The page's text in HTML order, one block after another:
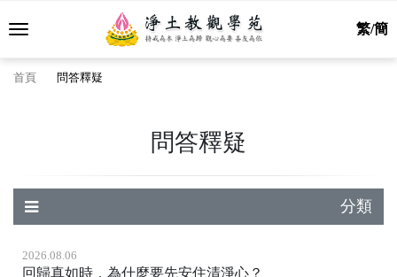
繁/簡
首頁 問答釋疑
問答釋疑
分類
2026.08.06
回歸真如時，為什麼要先安住清淨心？